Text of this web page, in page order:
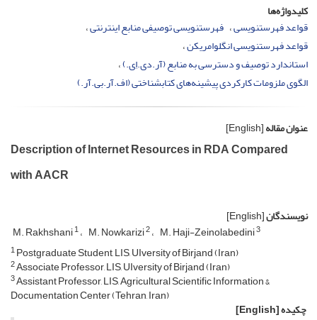
کلیدواژه‌ها
قواعد فهرستنویسی فهرستنویسی توصیفی منابع اینترنتی
قواعد فهرستنویسی انگلوامریکن
استاندارد توصیف و دسترسی به منابع (آر.دی.اِی.)
الگوی ملزومات کارکردی پیشینه‌های کتابشناختی (اف.آر.بی.آر.)
عنوان مقاله[English]
Description of Internet Resources in RDA Compared
with AACR
نویسندگان[English]
M. Rakhshani1 M. Nowkarizi2 M. Haji-Zeinolabedini3
1Postgraduate Student, LIS, UIversity of Birjand (Iran)
2Associate Professor, LIS, UIversity of Birjand (Iran)
3Assistant Professor, LIS, Agricultural Scientific Information &
Documentation Center (Tehran, Iran)
چکیده[English]